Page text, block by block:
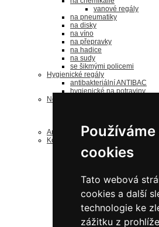
cookies
Tato webová
cookies a další
technologie ke
zážitku z
vanové regály
na pneumatiky
na disky
na víno
na přepravky
na hadice
na sudy
se šikmými policemi
Hygienické regály
antibakteriální ANTIBAC
hygienické na potraviny
Nerezové regály
nerezové doplňky
Antistatické regály ESD
Komponenty a díly
k bezšroubovým regálům
Náhradní rámy
ke šroubovaným regálům
Drobný materiál
Náhradní police
Jednostranné
Oboustranné
Náhradní panely